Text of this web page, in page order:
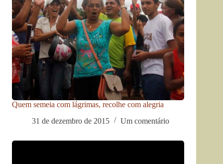
Quem semeia com lágrimas, recolhe com alegria
31 de dezembro de 2015
Um comentário